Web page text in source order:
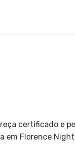
certificado e
em Florence